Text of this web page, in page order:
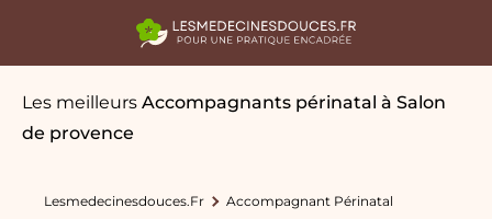
Les meilleurs Accompagnants périnatal à Salon
de provence
Lesmedecinesdouces.fr
Accompagnant Périnatal